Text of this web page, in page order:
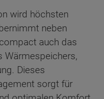
wird höchsten
neben
auch das
Wärmespeichers,
Dieses
sorgt für